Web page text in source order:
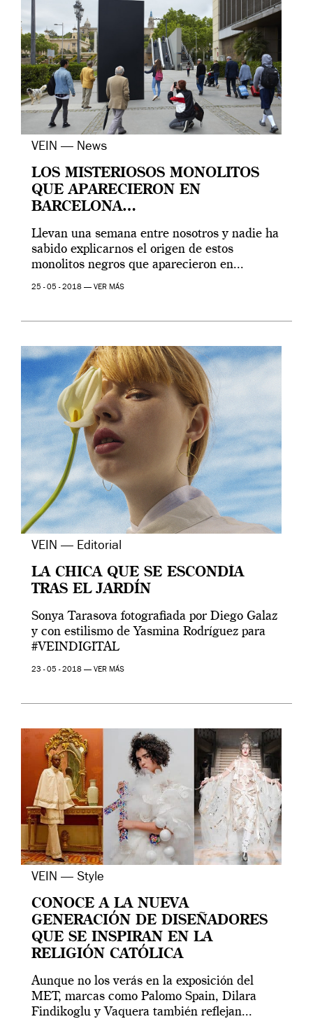
VEIN — News
LOS MISTERIOSOS MONOLITOS
QUE APARECIERON EN
BARCELONA…
Llevan una semana entre nosotros y nadie ha
sabido explicarnos el origen de estos
monolitos negros que aparecieron en...
25 - 05 - 2018 — VER MÁS
VEIN — Editorial
LA CHICA QUE SE ESCONDÍA
TRAS EL JARDÍN
Sonya Tarasova fotografiada por Diego Galaz
y con estilismo de Yasmina Rodríguez para
#VEINDIGITAL
23 - 05 - 2018 — VER MÁS
VEIN — Style
CONOCE A LA NUEVA
GENERACIÓN DE DISEÑADORES
QUE SE INSPIRAN EN LA
RELIGIÓN CATÓLICA
Aunque no los verás en la exposición del
MET, marcas como Palomo Spain, Dilara
Findikoglu y Vaquera también reflejan...